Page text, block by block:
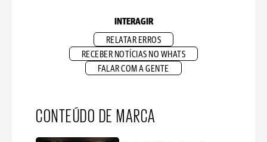
INTERAGIR
RELATAR ERROS
RECEBER NOTÍCIAS NO WHATS
FALAR COM A GENTE
CONTEÚDO DE MARCA